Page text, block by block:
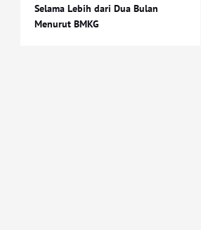
Selama Lebih dari Dua Bulan
Menurut BMKG